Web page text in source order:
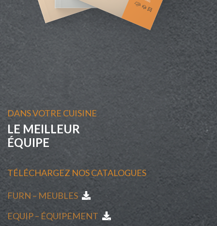
DANS VOTRE CUISINE
LE MEILLEUR
ÉQUIPE
TÉLÉCHARGEZ NOS CATALOGUES
FURN – MEUBLES
EQUIP – ÉQUIPEMENT